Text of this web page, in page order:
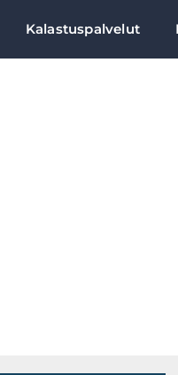
Kalastuspalvelut